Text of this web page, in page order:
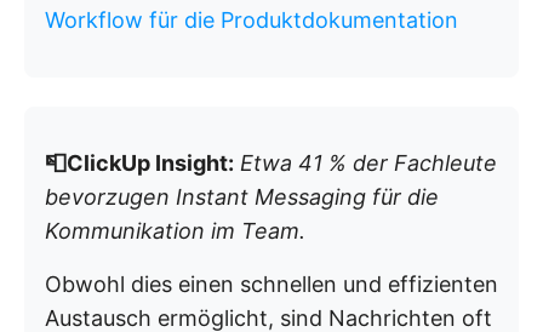
Workflow für die Produktdokumentation
📮ClickUp Insight: Etwa 41 % der Fachleute
bevorzugen Instant Messaging für die
Kommunikation im Team.
Obwohl dies einen schnellen und effizienten
Austausch ermöglicht, sind Nachrichten oft